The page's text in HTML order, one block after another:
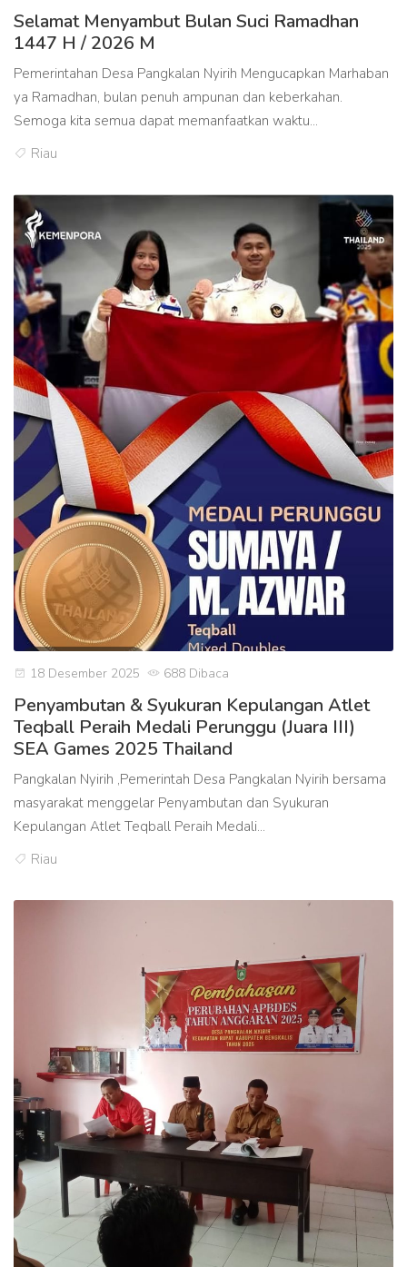
Selamat Menyambut Bulan Suci Ramadhan
1447 H / 2026 M
Pemerintahan Desa Pangkalan Nyirih Mengucapkan Marhaban
ya Ramadhan, bulan penuh ampunan dan keberkahan.
Semoga kita semua dapat memanfaatkan waktu...
Riau
18 Desember 2025 688 Dibaca
Penyambutan & Syukuran Kepulangan Atlet
Teqball Peraih Medali Perunggu (Juara III)
SEA Games 2025 Thailand
Pangkalan Nyirih ,Pemerintah Desa Pangkalan Nyirih bersama
masyarakat menggelar Penyambutan dan Syukuran
Kepulangan Atlet Teqball Peraih Medali...
Riau